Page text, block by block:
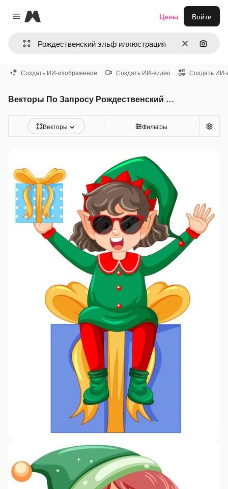
Close menu
Magnific
ОчиститьПоиск
Цены Войти
Создать ИИ-изображение Создать ИИ-видео Создать ИИ-
Векторы По Запросу Рождественский эльф иллюстрация
Векторы Фильтры